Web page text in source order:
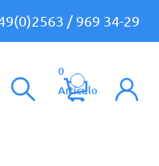
/ 969 34-29
0
Artículo